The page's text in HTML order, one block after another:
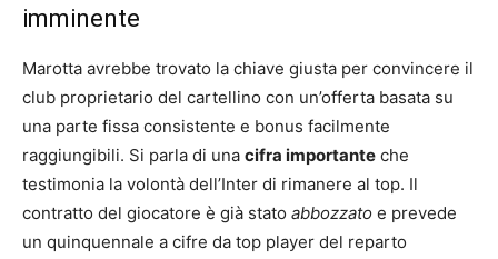
imminente
Marotta avrebbe trovato la chiave giusta per convincere il
club proprietario del cartellino con un’offerta basata su
una parte fissa consistente e bonus facilmente
raggiungibili. Si parla di una cifra importante che
testimonia la volontà dell’Inter di rimanere al top. Il
contratto del giocatore è già stato abbozzato e prevede
un quinquennale a cifre da top player del reparto